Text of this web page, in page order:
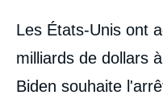
Les États-Unis ont
milliards de dollars
Biden souhaite